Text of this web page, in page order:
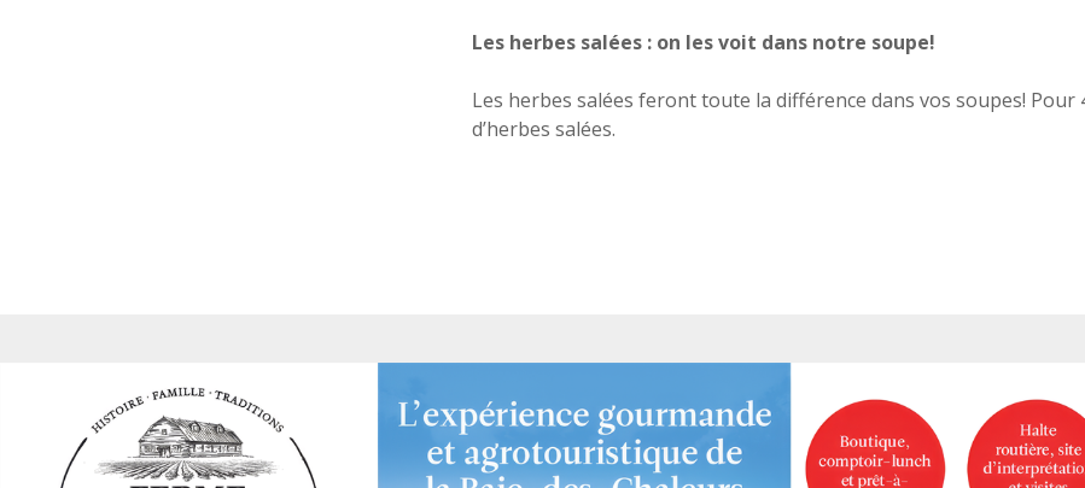
Les herbes salées : on les voit dans notre soupe!
Les herbes salées feront toute la différence dans vos soupes!
d’herbes salées.